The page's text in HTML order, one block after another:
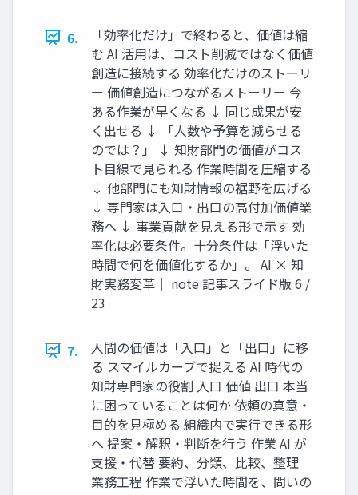
6.
「効率化だけ」で終わると、価値は縮
む AI 活用は、コスト削減ではなく価値
創造に接続する 効率化だけのストーリ
ー 価値創造につながるストーリー 今
ある作業が早くなる ↓ 同じ成果が安
く出せる ↓ 「人数や予算を減らせる
のでは？」 ↓ 知財部門の価値がコス
ト目線で見られる 作業時間を圧縮する
↓ 他部門にも知財情報の裾野を広げる
↓ 専門家は入口・出口の高付加価値業
務へ ↓ 事業貢献を見える形で示す 効
率化は必要条件。十分条件は「浮いた
時間で何を価値化するか」。 AI × 知
財実務変革｜ note 記事スライド版 6 /
23
7.
人間の価値は「入口」と「出口」に移
る スマイルカーブで捉える AI 時代の
知財専門家の役割 入口 価値 出口 本当
に困っていることは何か 依頼の真意・
目的を見極める 組織内で実行できる形
へ 提案・解釈・判断を行う 作業 AI が
支援・代替 要約、分類、比較、整理
業務工程 作業で浮いた時間を、問いの